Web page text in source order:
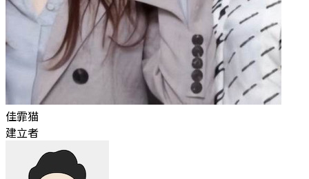
佳霏猫
建立者